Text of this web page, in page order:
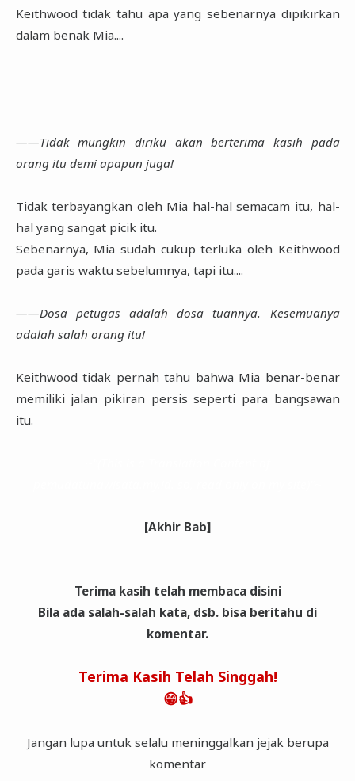
Keithwood tidak tahu apa yang sebenarnya dipikirkan
dalam benak Mia....
――Tidak mungkin diriku akan berterima kasih pada
orang itu demi apapun juga!
Tidak terbayangkan oleh Mia hal-hal semacam itu, hal-
hal yang sangat picik itu.
Sebenarnya, Mia sudah cukup terluka oleh Keithwood
pada garis waktu sebelumnya, tapi itu....
――Dosa petugas adalah dosa tuannya. Kesemuanya
adalah salah orang itu!
Keithwood tidak pernah tahu bahwa Mia benar-benar
memiliki jalan pikiran persis seperti para bangsawan
itu.
[Akhir Bab]
Terima kasih telah membaca disini
Bila ada salah-salah kata, dsb. bisa beritahu di
komentar.
Terima Kasih Telah Singgah!
😁👍
Jangan lupa untuk selalu meninggalkan jejak berupa
komentar